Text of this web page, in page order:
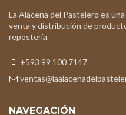
La Alacena del Pastelero es
venta y distribución de
repostería.
+593 99 100 7147
NAVEGACIÓN